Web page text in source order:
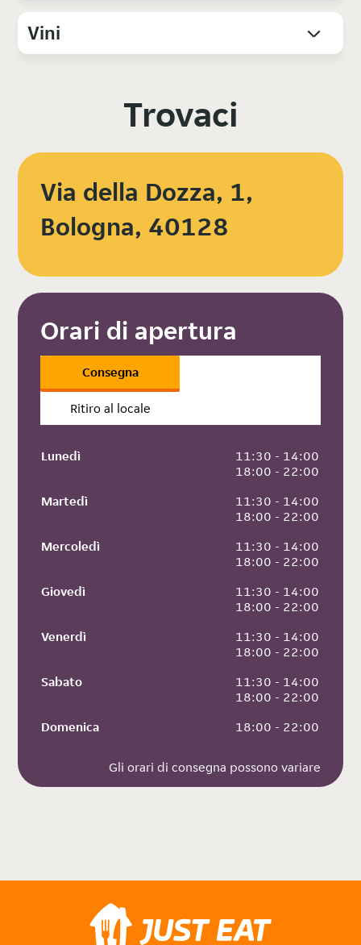
Vini
Trovaci
Via della Dozza, 1,
Bologna, 40128
Orari di apertura
Consegna
Ritiro al locale
Lunedì
11:30 - 14:00
18:00 - 22:00
Martedì
11:30 - 14:00
18:00 - 22:00
Mercoledì
11:30 - 14:00
18:00 - 22:00
Giovedì
11:30 - 14:00
18:00 - 22:00
Venerdì
11:30 - 14:00
18:00 - 22:00
Sabato
11:30 - 14:00
18:00 - 22:00
Domenica
18:00 - 22:00
Gli orari di consegna possono variare